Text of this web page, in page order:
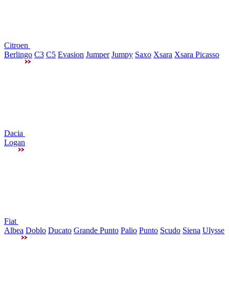
Citroen
Berlingo C3 C5 Evasion Jumper Jumpy Saxo Xsara Xsara Picasso
Dacia
Logan
Fiat
Albea Doblo Ducato Grande Punto Palio Punto Scudo Siena Ulysse